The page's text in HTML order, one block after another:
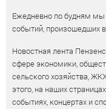
Ежедневно по будням
событий, произошедших
Новостная лента
сфере экономики,
сельского хозяйства,
этого, на наших
событиях, концертах и